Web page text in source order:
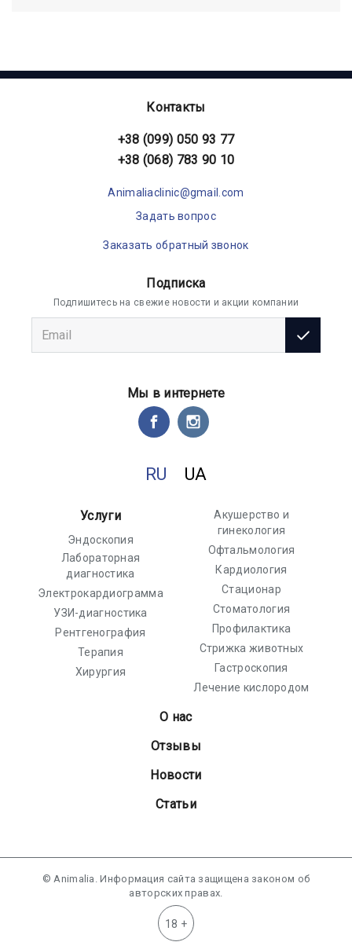
Контакты
+38 (099) 050 93 77
+38 (068) 783 90 10
Animaliaclinic@gmail.com
Задать вопрос
Заказать обратный звонок
Подписка
Подпишитесь на свежие новости и акции компании
Мы в интернете
RU UA
Услуги
Эндоскопия
Лабораторная
диагностика
Электрокардиограмма
УЗИ-диагностика
Рентгенография
Терапия
Хирургия
Акушерство и
гинекология
Офтальмология
Кардиология
Стационар
Стоматология
Профилактика
Стрижка животных
Гастроскопия
Лечение кислородом
О нас
Отзывы
Новости
Статьи
© Animalia. Информация сайта защищена законом об
авторских правах.
18 +